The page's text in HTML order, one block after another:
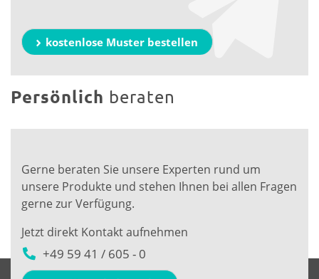
kostenlose Muster bestellen
Persönlich beraten
Gerne beraten Sie unsere Experten rund um
unsere Produkte und stehen Ihnen bei allen Fragen
gerne zur Verfügung.
Jetzt direkt Kontakt aufnehmen
+49 59 41 / 605 - 0